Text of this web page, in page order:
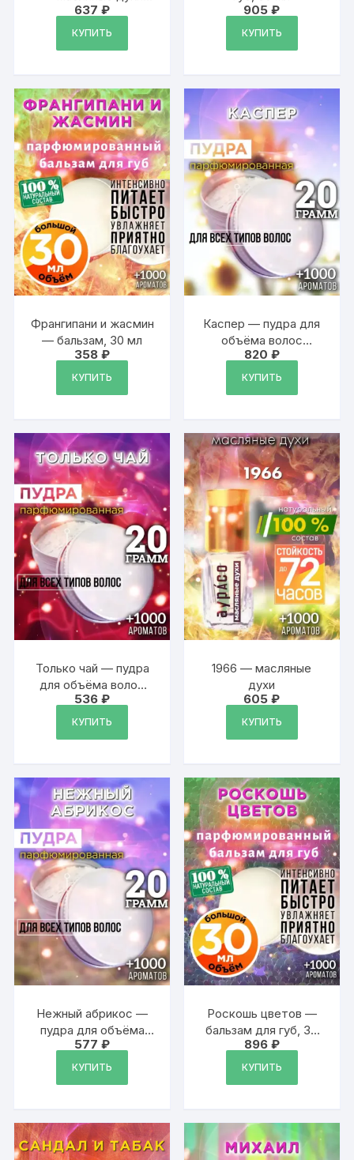
Аурасо
637₽
КУПИТЬ
905₽
КУПИТЬ
Франгипани и жасмин
— бальзам, 30 мл
358₽
КУПИТЬ
Каспер — пудра для
объёма волос
Аурасо, 20 гр
820 ₽
КУПИТЬ
Только чай — пудра
для объёма волос
Аурасо, 20 гр
536₽
КУПИТЬ
1966 — масляные
духи
605₽
КУПИТЬ
Нежный абрикос —
пудра для объёма
волос Аурасо, 20 гр
577₽
КУПИТЬ
Роскошь цветов —
бальзам для губ, 30
мл
896 ₽
КУПИТЬ